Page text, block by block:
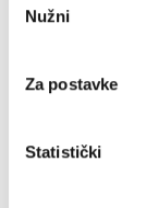
pristanka
Nužni
Za postavke
Statistički
Obavijest
3. kolovoza 2026.